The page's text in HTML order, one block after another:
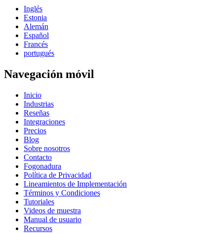
Inglés
Estonia
Alemán
Español
Francés
portugués
Navegación móvil
Inicio
Industrias
Reseñas
Integraciones
Precios
Blog
Sobre nosotros
Contacto
Fogonadura
Política de Privacidad
Lineamientos de Implementación
Términos y Condiciones
Tutoriales
Videos de muestra
Manual de usuario
Recursos